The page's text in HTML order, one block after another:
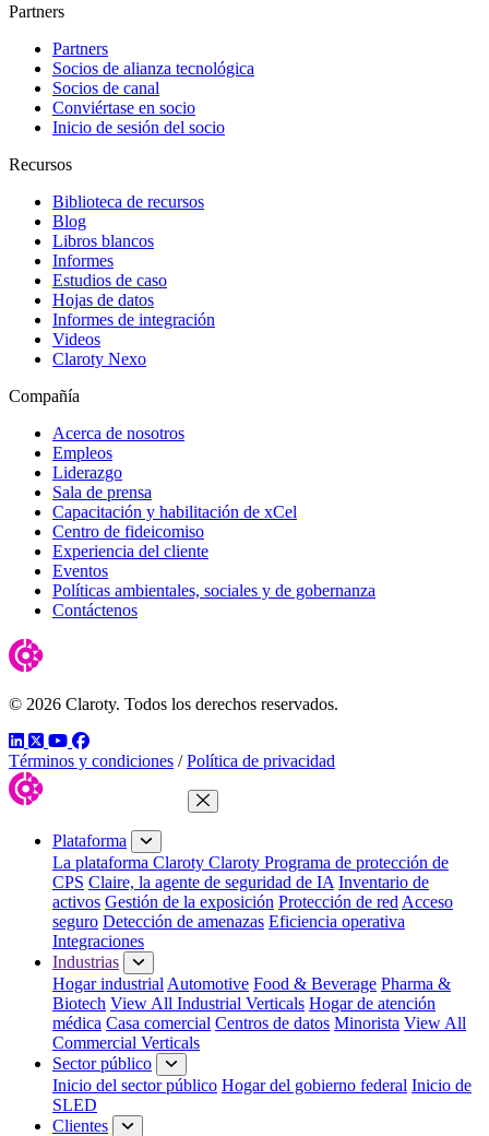
Partners
Partners
Socios de alianza tecnológica
Socios de canal
Conviértase en socio
Inicio de sesión del socio
Recursos
Biblioteca de recursos
Blog
Libros blancos
Informes
Estudios de caso
Hojas de datos
Informes de integración
Videos
Claroty Nexo
Compañía
Acerca de nosotros
Empleos
Liderazgo
Sala de prensa
Capacitación y habilitación de xCel
Centro de fideicomiso
Experiencia del cliente
Eventos
Políticas ambientales, sociales y de gobernanza
Contáctenos
© 2026 Claroty. Todos los derechos reservados.
LinkedIn
TwitterYouTube
Facebook
Términos y condiciones / Política de privacidad
Cerrar menú
Plataforma
La plataforma Claroty Claroty Programa de protección de
CPS Claire, la agente de seguridad de IA Inventario de
activos Gestión de la exposición Protección de red Acceso
seguro Detección de amenazas Eficiencia operativa
Integraciones
Industrias
Hogar industrial Automotive Food & Beverage Pharma &
Biotech View All Industrial Verticals Hogar de atención
médica Casa comercial Centros de datos Minorista View All
Commercial Verticals
Sector público
Inicio del sector público Hogar del gobierno federal Inicio de
SLED
Clientes